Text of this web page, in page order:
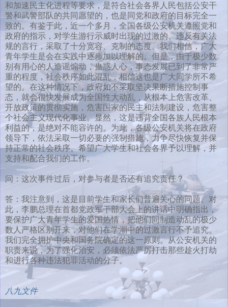
和加速民主化进程等要求，是符合社会各界人民包括公安干
警和武警部队的共同愿望的，也是同党和政府的目标完全一
致的。有鉴于此，近一个多月，全国各级公安机关遵照党和
政府的指示，对学生游行示威时出现的过激的、违反有关法
规的言行，采取了十分宽容、克制的态度。我们相信，广大
青年学生是会在实践中逐步加以理解的。但是，由于极少数
别有用心的人造谣煽动，蛊惑人心，事态发展已到了非常严
重的程度，社会秩序如此混乱，相信这也是广大同学所不希
望的。在这种情况下，政府如不采取坚决果断措施控制事
态，就会很快发展成为全国性大动乱，从根本上危害改革、
开放政策的贯彻实施，危害国家的民主和法制建设，危害整
个社会主义现代化事业。显然，这是违背全国各族人民根本
利益的，是绝对不能容许的。为此，各级公安机关将在政府
领导下，依法采取一切必要的强制措施，力争尽快恢复并保
持正常的社会秩序。希望广大学生和社会各界予以理解，并
支持和配合我们的工作。
问：这次事件过后，对参与者是否还有追究责任？
答：我注意到，这是目前学生和家长们普遍关心的问题。对
此，李鹏总理在首都党政军干部大会上的讲话中明确指出，
要保护广大青年学生的爱国热情，把他们同制造动乱的极少
数人严格区别开来，对他们在学潮中的过激言行不予追究。
我们完全拥护中央和国务院确定的这一原则。从公安机关的
职责来说，为了强化治安，必须依法严厉打击那些趁火打劫
和进行各种违法犯罪活动的分子。
八九文件